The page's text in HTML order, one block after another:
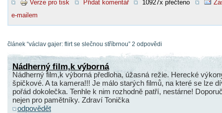
Verze pro tisk Přidat komentář 10927x přečteno
e-mailem
článek “václav gajer: flirt se slečnou stříbrnou” 2 odpovědi
Nádherný film,k výborná
Nádherný film,k výborná předloha, úžasná režie. Herecké
špičkové. A ta kamera!!! Je málo starých filmů, na které se lze
pořád dokolečka. Tenhle k nim rozhodně patří, nestárne!
nejen pro pamětníky. Zdraví Tonička
odpovědět